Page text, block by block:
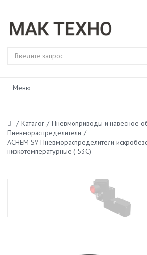
Меню
/ Каталог / Пневмоприводы и навесное
Пневмораспределители /
ACHEM SV Пневмораспределители
низкотемпературные (-53С)